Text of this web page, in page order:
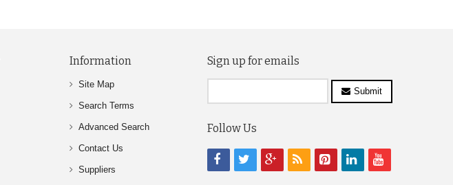
Information
Site Map
Search Terms
Advanced Search
Contact Us
Suppliers
Sign up for emails
Submit
Follow Us